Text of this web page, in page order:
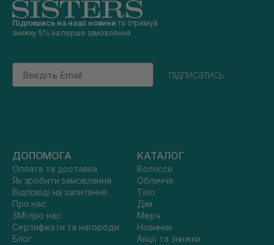
Підпишись на наші новини та отримуй
знижку 5% на перше замовлення
Email
підписатись
ДОПОМОГА
Оплата та доставка
Як зробити замовлення
Відповіді на запитання
Про нас
ЗМІ про нас
Сертифікати та нагороди
Блог
КАТАЛОГ
Волосся
Обличчя
Тіло
Дім
Мерч
Новинки
Акції та знижки